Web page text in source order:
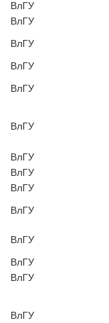
ВлГУ
ВлГУ
ВлГУ
ВлГУ
ВлГУ
ВлГУ
ВлГУ
ВлГУ
ВлГУ
ВлГУ
ВлГУ
ВлГУ
ВлГУ
ВлГУ